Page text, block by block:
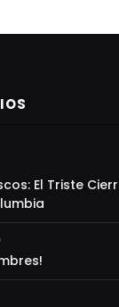
El Triste